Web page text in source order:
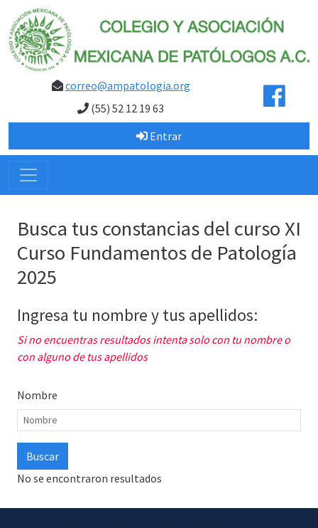
correo@ampatologia.org
(55) 52 12 19 63
Entrar
Busca tus constancias del curso XI
Curso Fundamentos de Patología
2025
Ingresa tu nombre y tus apellidos:
Si no encuentras resultados intenta solo con tu nombre o
con alguno de tus apellidos
Nombre
No se encontraron resultados